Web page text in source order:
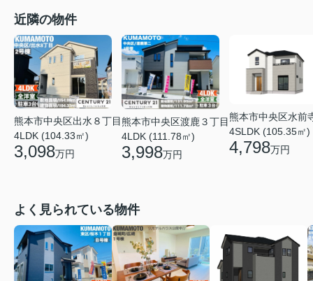
近隣の物件
熊本市中央区出水８丁目
4LDK (104.33㎡)
3,098万円
熊本市中央区渡鹿３丁目
4LDK (111.78㎡)
3,998万円
熊本市中央区水前
4SLDK (105.35㎡)
4,798万円
よく見られている物件